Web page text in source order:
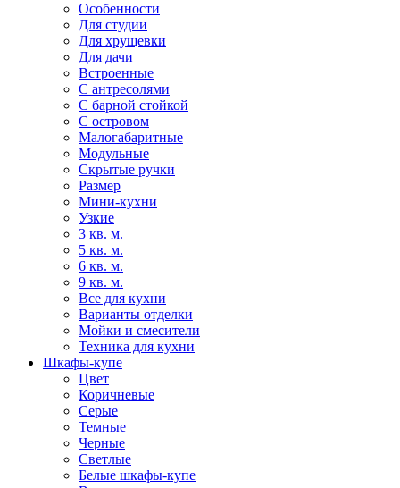
Особенности
Для студии
Для хрущевки
Для дачи
Встроенные
С антресолями
С барной стойкой
С островом
Малогабаритные
Модульные
Скрытые ручки
Размер
Мини-кухни
Узкие
3 кв. м.
5 кв. м.
6 кв. м.
9 кв. м.
Все для кухни
Варианты отделки
Мойки и смесители
Техника для кухни
Шкафы-купе
Цвет
Коричневые
Серые
Темные
Черные
Светлые
Белые шкафы-купе